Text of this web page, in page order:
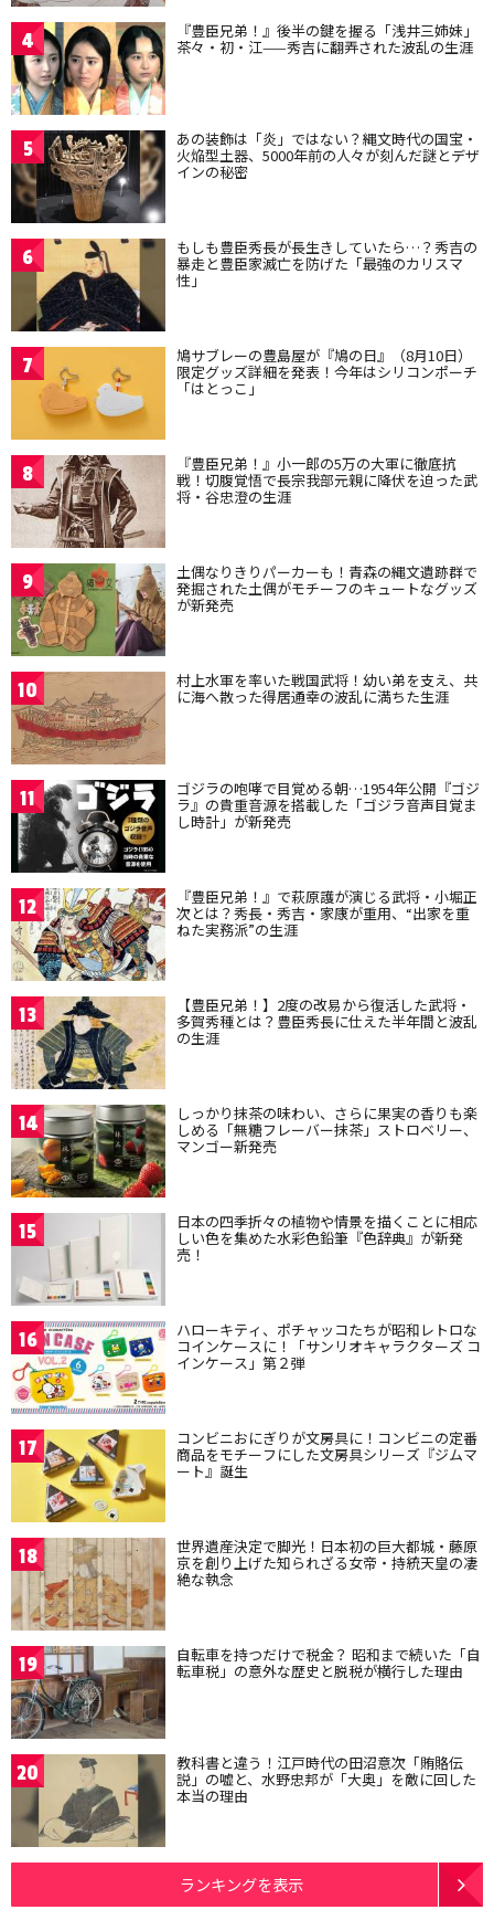
4 『豊臣兄弟！』後半の鍵を握る「浅井三姉妹」
茶々・初・江——秀吉に翻弄された波乱の生涯
5 あの装飾は「炎」ではない？縄文時代の国宝・
火焔型土器、5000年前の人々が刻んだ謎とデザ
インの秘密
6 もしも豊臣秀長が長生きしていたら…？秀吉の
暴走と豊臣家滅亡を防げた「最強のカリスマ
性」
7 鳩サブレーの豊島屋が『鳩の日』（8月10日）
限定グッズ詳細を発表！今年はシリコンポーチ
「はとっこ」
8 『豊臣兄弟！』小一郎の5万の大軍に徹底抗
戦！切腹覚悟で長宗我部元親に降伏を迫った武
将・谷忠澄の生涯
9 土偶なりきりパーカーも！青森の縄文遺跡群で
発掘された土偶がモチーフのキュートなグッズ
が新発売
10 村上水軍を率いた戦国武将！幼い弟を支え、共
に海へ散った得居通幸の波乱に満ちた生涯
11 ゴジラの咆哮で目覚める朝…1954年公開『ゴジ
ラ』の貴重音源を搭載した「ゴジラ音声目覚ま
し時計」が新発売
12 『豊臣兄弟！』で萩原護が演じる武将・小堀正
次とは？秀長・秀吉・家康が重用、“出家を重
ねた実務派”の生涯
13 【豊臣兄弟！】2度の改易から復活した武将・
多賀秀種とは？豊臣秀長に仕えた半年間と波乱
の生涯
14 しっかり抹茶の味わい、さらに果実の香りも楽
しめる「無糖フレーバー抹茶」ストロベリー、
マンゴー新発売
15 日本の四季折々の植物や情景を描くことに相応
しい色を集めた水彩色鉛筆『色辞典』が新発
売！
16 ハローキティ、ポチャッコたちが昭和レトロな
コインケースに！「サンリオキャラクターズ コ
インケース」第２弾
17 コンビニおにぎりが文房具に！コンビニの定番
商品をモチーフにした文房具シリーズ『ジムマ
ート』誕生
18 世界遺産決定で脚光！日本初の巨大都城・藤原
京を創り上げた知られざる女帝・持統天皇の凄
絶な執念
19 自転車を持つだけで税金？ 昭和まで続いた「自
転車税」の意外な歴史と脱税が横行した理由
20 教科書と違う！江戸時代の田沼意次「賄賂伝
説」の嘘と、水野忠邦が「大奥」を敵に回した
本当の理由
ランキングを表示